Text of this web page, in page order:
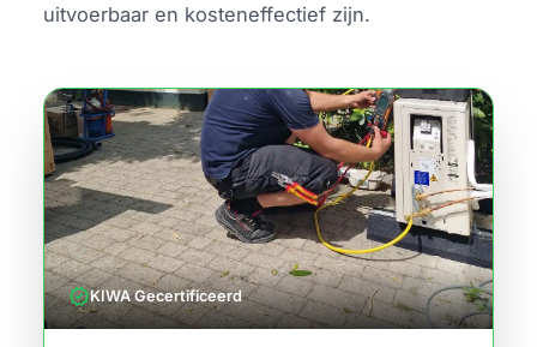
uitvoerbaar en kosteneffectief zijn.
verifiedKIWA Gecertificeerd